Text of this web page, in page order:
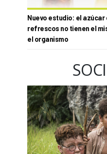
Nuevo estudio: el azúcar
refrescos no tienen el
el organismo